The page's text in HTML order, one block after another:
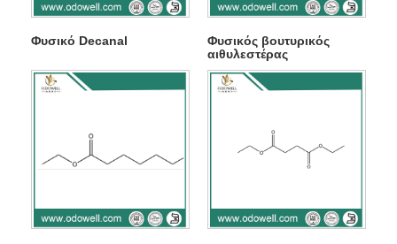
Φυσικό Decanal
Φυσικός βουτυρικός
αιθυλεστέρας